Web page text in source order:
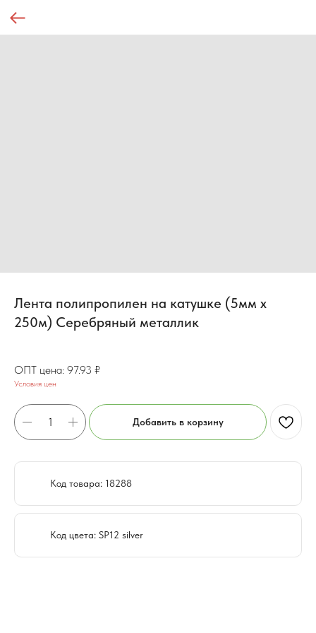
Лента полипропилен на катушке (5мм х
250м) Серебряный металлик
97.93 ₽
Условия цен
Добавить в корзину
Код товара: 18288
Код цвета: SP12 silver